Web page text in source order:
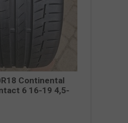
Continental
6 16-19 4,5-